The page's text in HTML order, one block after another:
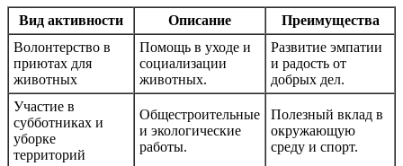
Вид активности Описание
Преимущества
Волонтерство в
приютах для
животных
Помощь в уходе и
социализации
животных.
Развитие эмпатии
и радость от
добрых дел.
Участие в
субботниках и
уборке
территорий
Общестроительные
и экологические
работы.
Полезный вклад в
окружающую
среду и спорт.